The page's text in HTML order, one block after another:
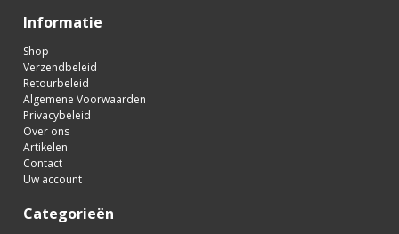
Informatie
Shop
Verzendbeleid
Retourbeleid
Algemene Voorwaarden
Privacybeleid
Over ons
Artikelen
Contact
Uw account
Categorieën